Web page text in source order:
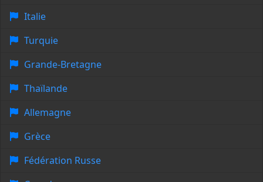
Italie
Turquie
Grande-Bretagne
Thaïlande
Allemagne
Grèce
Fédération Russe